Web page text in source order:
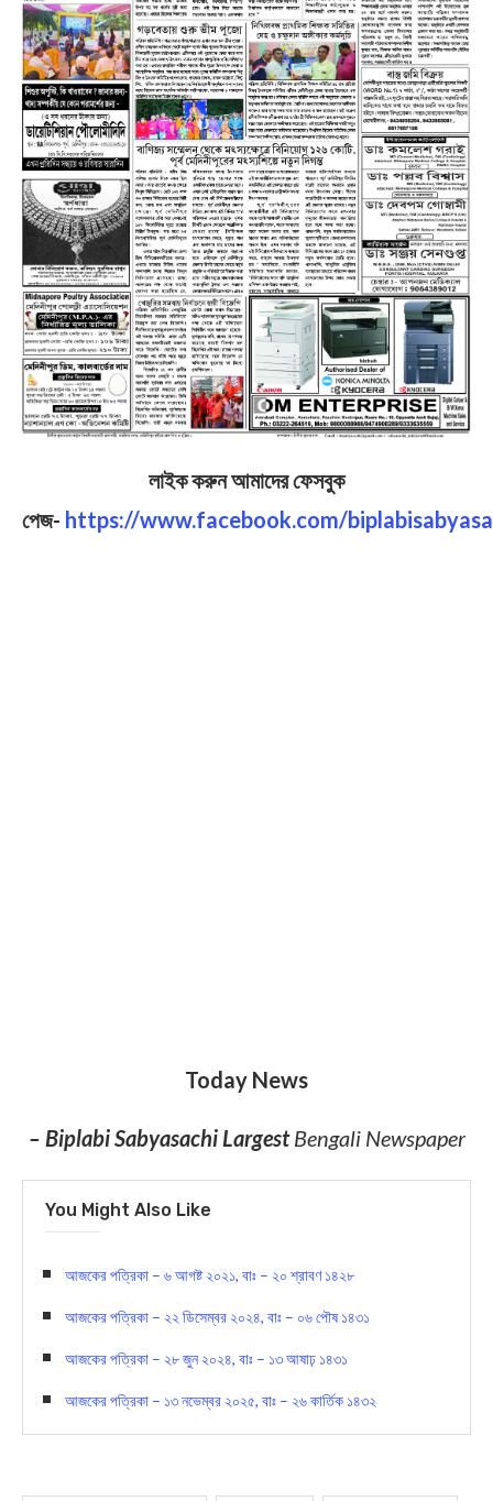
লাইক করুন আমাদের ফেসবুক
পেজ- https://www.facebook.com/
Today News
– Biplabi Sabyasachi LargestBengali Newspaper
You Might Also Like
আজকের পত্রিকা – ৬ আগষ্ট ২০২১, বাঃ – ২০ শ্রাবণ ১৪২৮
আজকের পত্রিকা – ২২ ডিসেম্বর ২০২৪, বাঃ – ০৬ পৌষ ১৪৩১
আজকের পত্রিকা – ২৮ জুন ২০২৪, বাঃ – ১৩ আষাঢ় ১৪৩১
আজকের পত্রিকা – ১৩ নভেম্বর ২০২৫, বাঃ – ২৬ কার্তিক ১৪৩২